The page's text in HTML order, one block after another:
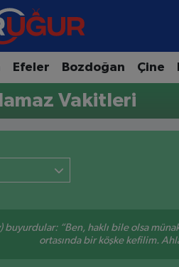
Efeler Bozdoğan Çine
Vakitleri
buyurdular: “Ben, haklı bile olsa
ortasında bir köşke kefilim.